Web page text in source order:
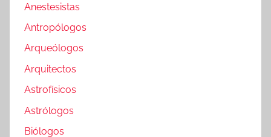
Anestesistas
Antropólogos
Arqueólogos
Arquitectos
Astrofísicos
Astrólogos
Biólogos